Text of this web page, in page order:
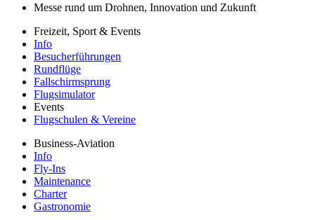
Messe rund um Drohnen, Innovation und Zukunft
Freizeit, Sport & Events
Info
Besucherführungen
Rundflüge
Fallschirmsprung
Flugsimulator
Events
Flugschulen & Vereine
Business-Aviation
Info
Fly-Ins
Maintenance
Charter
Gastronomie